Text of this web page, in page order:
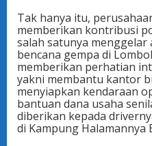
Tak hanya itu,
memberikan kontribusi
salah satunya
bencana gempa di
memberikan perhatian
yakni membantu kantor
menyiapkan kendaraan
bantuan dana usaha
diberikan kepada
di Kampung Halamannya